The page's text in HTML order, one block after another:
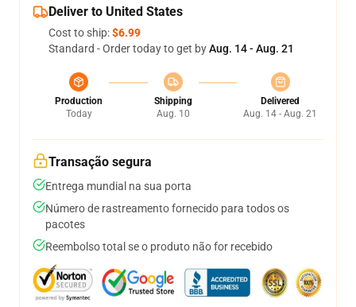
Deliver to United States
Cost to ship:$6.99
Standard - Order today to get byAug. 14 - Aug. 21
Production
Today
Shipping
Aug. 10
Delivered
Aug. 14 - Aug. 21
Transação segura
Entrega mundial na sua porta
Número de rastreamento fornecido para todos os
pacotes
Reembolso total se o produto não for recebido